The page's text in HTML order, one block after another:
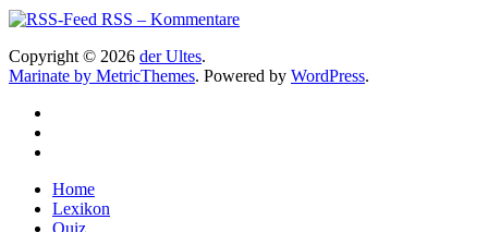
RSS – Kommentare
Copyright © 2026 der Ultes.
Marinate by MetricThemes. Powered by WordPress.
Home
Lexikon
Quiz